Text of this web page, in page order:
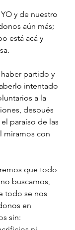
y de nuestro
aún más;
está acá y
partido y
intentado
a la
después
paraíso de las
miramos con
que todo
buscamos,
todo se nos
en
sin: